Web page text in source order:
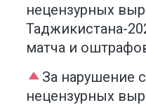
нецензурных
Таджикистана-
матча и
За нарушение
нецензурных